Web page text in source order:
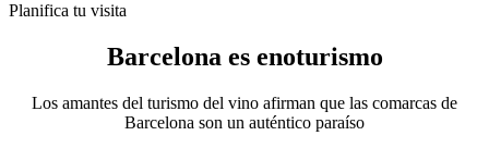
Planifica tu visita
Barcelona es enoturismo
Los amantes del turismo del vino afirman que las comarcas de
Barcelona son un auténtico paraíso